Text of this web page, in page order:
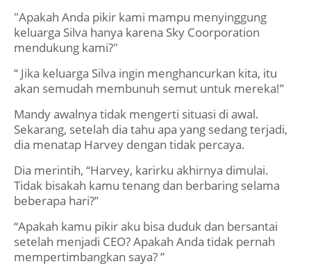
"Apakah Anda pikir kami mampu menyinggung
keluarga Silva hanya karena Sky Coorporation
mendukung kami?"
“ Jika keluarga Silva ingin menghancurkan kita, itu
akan semudah membunuh semut untuk mereka!”
Mandy awalnya tidak mengerti situasi di awal.
Sekarang, setelah dia tahu apa yang sedang terjadi,
dia menatap Harvey dengan tidak percaya.
Dia merintih, “Harvey, karirku akhirnya dimulai.
Tidak bisakah kamu tenang dan berbaring selama
beberapa hari?”
“Apakah kamu pikir aku bisa duduk dan bersantai
setelah menjadi CEO? Apakah Anda tidak pernah
mempertimbangkan saya? ”